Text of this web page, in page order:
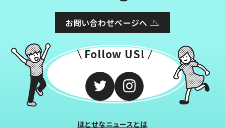
お問い合わせページへ
Follow US!
ほとせなニュースとは